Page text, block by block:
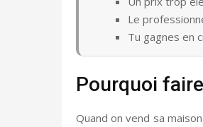
Le
Tu gagnes en
Pourquoi
Quand on vend sa